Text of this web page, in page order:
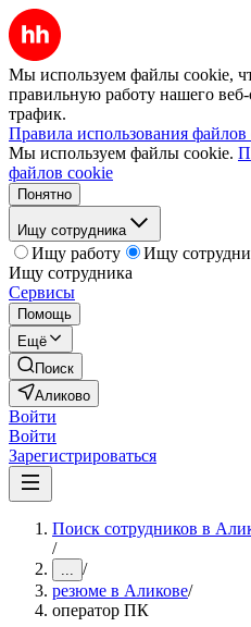
Мы используем файлы cookie,
правильную работу нашего веб-
трафик.
Правила использования файлов
Мы используем файлы cookie.
файлов cookie
Понятно
Ищу сотрудника
Ищу работу
Ищу
Ищу сотрудника
Сервисы
Помощь
Ещё
Поиск
Аликово
Войти
Войти
Зарегистрироваться
Поиск сотрудников в
/
... /
резюме в Аликове/
оператор ПК